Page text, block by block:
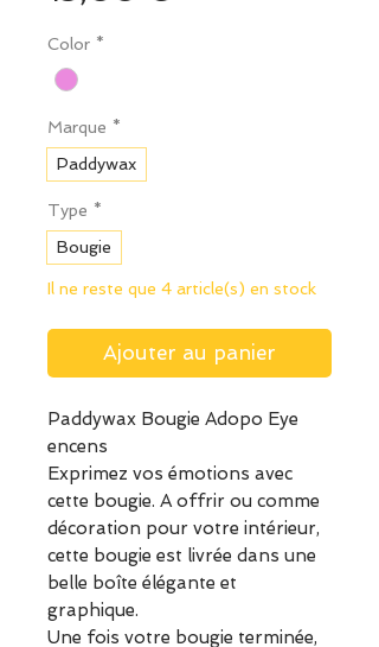
Color *
Marque *
Paddywax
Type *
Bougie
Il ne reste que 4 article(s) en stock
Ajouter au panier
Paddywax Bougie Adopo Eye
encens
Exprimez vos émotions avec
cette bougie. A offrir ou comme
décoration pour votre intérieur,
cette bougie est livrée dans une
belle boîte élégante et
graphique.
Une fois votre bougie terminée,